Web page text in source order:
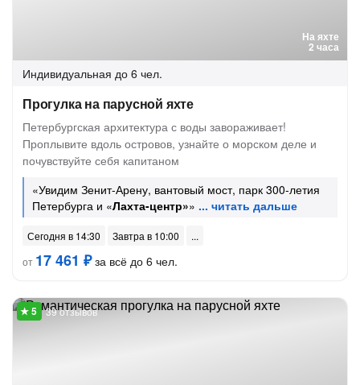
На яхте
2 часа
Индивидуальная до 6 чел.
Прогулка на парусной яхте
Петербургская архитектура с воды завораживает!
Проплывите вдоль островов, узнайте о морском деле и
почувствуйте себя капитаном
«Увидим Зенит-Арену, вантовый мост, парк 300-летия
Петербурга и «Лахта-центр»»
Сегодня в 14:30
Завтра в 10:00
от 17 461 ₽за всё до 6 чел.
39 отзывов